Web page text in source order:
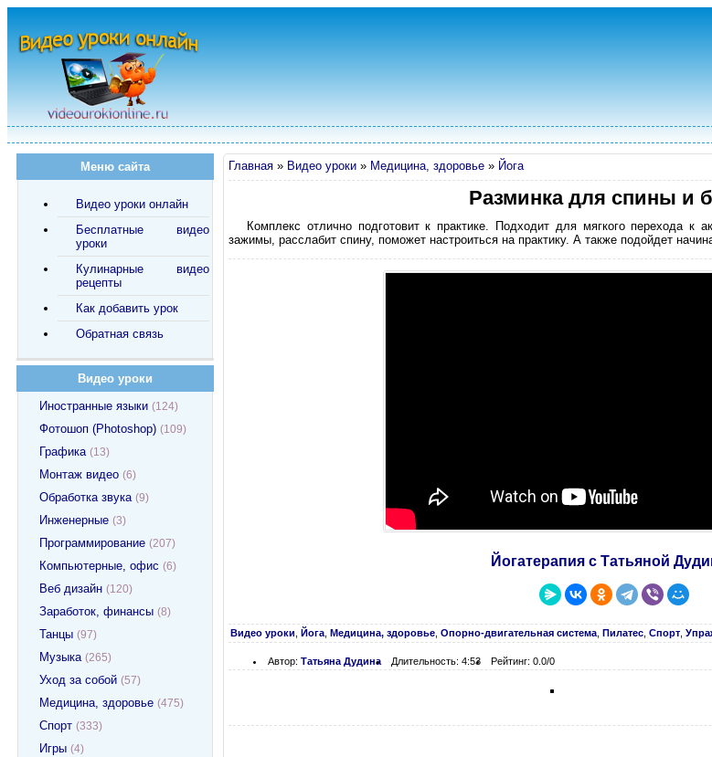
Главная » Видео уроки » Медицина, здоровье » Йога
Разминка для спины и
Комплекс отлично подготовит к практике. Подходит для мягкого перехода к
зажимы, расслабит спину, поможет настроиться на практику. А также подойдет
Йогатерапия с Татьяной
Видео уроки Йога Медицина, здоровье Опорно-двигательная система Пилатес Спорт
Автор: Татьяна Дудина Длительность: 4:53 Рейтинг: 0.0/0
Меню сайта
Видео уроки онлайн
Бесплатные видео
уроки
Кулинарные видео
рецепты
Как добавить урок
Обратная связь
Видео уроки
Иностранные языки (124)
Фотошоп (Photoshop) (109)
Графика (13)
Монтаж видео (6)
Обработка звука (9)
Инженерные (3)
Программирование (207)
Компьютерные, офис (6)
Веб дизайн (120)
Заработок, финансы (8)
Танцы (97)
Музыка (265)
Уход за собой (57)
Медицина, здоровье (475)
Спорт (333)
Игры (4)